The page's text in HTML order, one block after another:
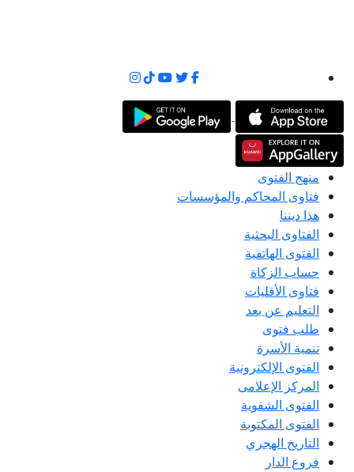
منهج الفتوى
فتاوى المحاكم والمؤسسات
هذا ديننا
الفتاوى البحثية
الفتوى الهاتفية
حساب الزكاة
فتاوى الأقليات
التعليم عن بعد
طلب فتوى
تنمية الأسرة
الفتوى الإلكترونية
المركز الإعلامى
الفتوى الشفوية
الفتوى المكتوبة
التاريخ الهجري
فروع الدار